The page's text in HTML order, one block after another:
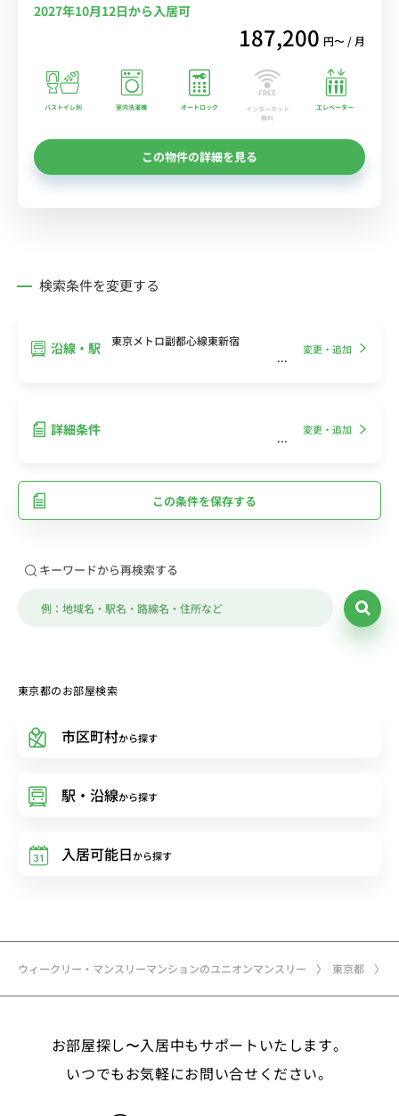
ウィークリー・マンスリーマンションのユニオンマンスリー 東京都
2027年10月12日から入居可
187,200 円〜 / 月
バストイレ別 室内洗濯機 オートロック
インターネット
無料
エレベーター
この物件の詳細を見る
検索条件を変更する
沿線・駅 東京メトロ副都心線東新宿
変更・追加
詳細条件 変更・追加
この条件を保存する
キーワードから再検索する
東京都のお部屋検索
市区町村から探す
駅・沿線から探す
入居可能日から探す
お部屋探し〜入居中もサポートいたします。
いつでもお気軽にお問い合せください。